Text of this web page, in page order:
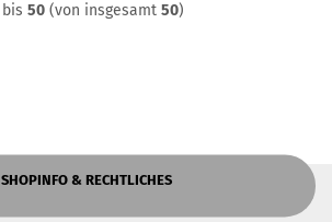
bis 50(von insgesamt 50)
SHOPINFO & RECHTLICHES